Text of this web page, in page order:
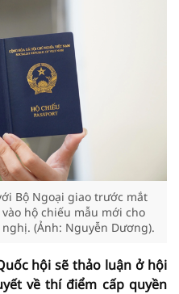
Bộ Ngoại giao trước mắt
hộ chiếu mẫu mới cho
(Ảnh: Nguyễn Dương).
hội sẽ thảo luận ở hội
về thí điểm cấp quyền